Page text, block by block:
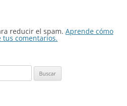
reducir el spam. Aprende cómo
tus comentarios.